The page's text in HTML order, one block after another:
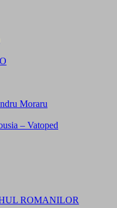
Moraru
– Vatoped
ROMANILOR